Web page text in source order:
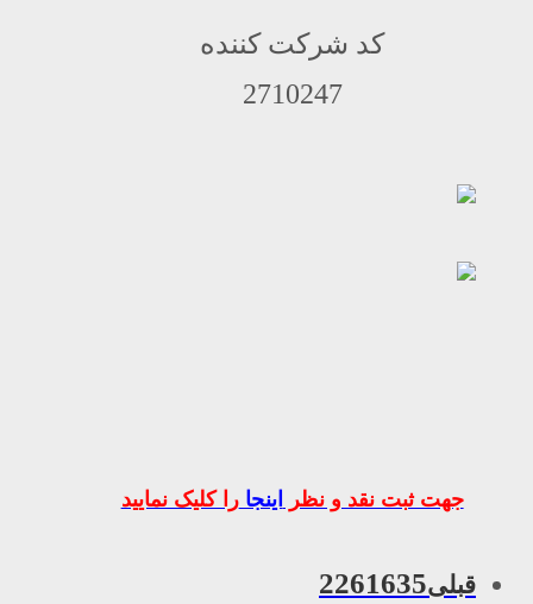
کد شرکت کننده
2710247
جهت ثبت نقد و نظر اینجارا کلیک نمایید
قبلی2261635